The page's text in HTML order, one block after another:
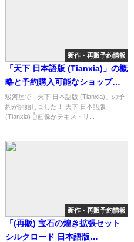
新作・再販予約情報
「天下 日本語版 (Tianxia)」の概
略と予約購入可能なショップ紹
介！
駿河屋で「天下 日本語版 (Tianxia)」の予
約が開始しました！ 天下 日本語版
(Tianxia) 👆画像かテキストリ...
新作・再販予約情報
「(再販) 宝石の煌き拡張セット
シルクロード 日本語版